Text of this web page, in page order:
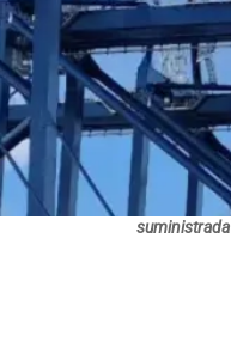
suministrada